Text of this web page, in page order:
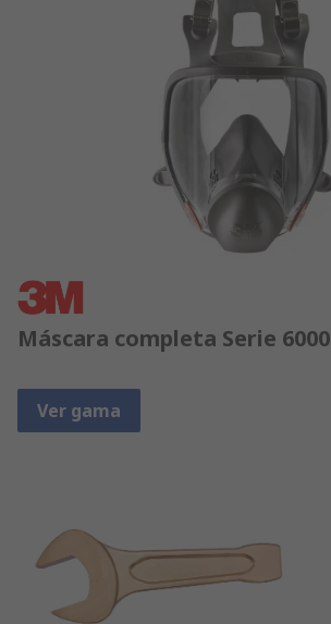
Máscara completa Serie 6000
Ver gama